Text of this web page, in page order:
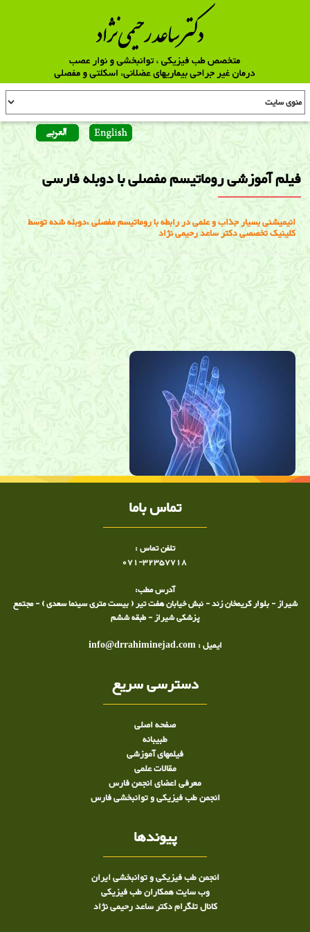
فیلم آموزشی روماتیسم مفصلی با دوبله فارسی
انیمیشنی بسیار جذاب و علمی در رابطه با روماتیسم مفصلی ،دوبله شده توسط
کلینیک تخصصی دکتر ساعد رحیمی نژاد
فیلم روماتیسم مفصلی ,ویدئو روماتیسم مفصلی ,انیمیشن روماتیسم
مفصلی ,دکتر روماتیسم شیراز ,ویدئو دکتر ساعد رحیمی نژاد
تماس باما
تلفن تماس :
071-32357718
آدرس مطب:
شیراز - بلوار کریمخان زند - نبش خیابان هفت تیر ( بیست متری سینما سعدی ) - مجتمع
پزشکی شیراز - طبقه ششم
ایمیل : info@drrahiminejad.com
دسترسی سریع
صفحه اصلی
طبيبانه
فیلمهای آموزشی
مقالات علمی
معرفی اعضای انجمن فارس
انجمن طب فیزیکی و توانبخشی فارس
پیوندها
انجمن طب فیزیکی و توانبخشی ایران
وب سایت همکاران طب فیزیکی
کانال تلگرام دکتر ساعد رحیمی نژاد